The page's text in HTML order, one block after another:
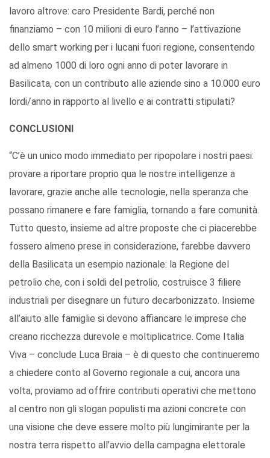
lavoro altrove: caro Presidente Bardi, perché non
finanziamo – con 10 milioni di euro l’anno – l’attivazione
dello smart working per i lucani fuori regione, consentendo
ad almeno 1000 di loro ogni anno di poter lavorare in
Basilicata, con un contributo alle aziende sino a 10.000 euro
lordi/anno in rapporto al livello e ai contratti stipulati?
CONCLUSIONI
“C’è un unico modo immediato per ripopolare i nostri paesi:
provare a riportare proprio qua le nostre intelligenze a
lavorare, grazie anche alle tecnologie, nella speranza che
possano rimanere e fare famiglia, tornando a fare comunità.
Tutto questo, insieme ad altre proposte che ci piacerebbe
fossero almeno prese in considerazione, farebbe davvero
della Basilicata un esempio nazionale: la Regione del
petrolio che, con i soldi del petrolio, costruisce 3 filiere
industriali per disegnare un futuro decarbonizzato. Insieme
all’aiuto alle famiglie si devono affiancare le imprese che
creano ricchezza durevole e moltiplicatrice. Come Italia
Viva – conclude Luca Braia – è di questo che continueremo
a chiedere conto al Governo regionale a cui, ancora una
volta, proviamo ad offrire contributi operativi che mettono
al centro non gli slogan populisti ma azioni concrete con
una visione che deve essere molto più lungimirante per la
nostra terra rispetto all’avvio della campagna elettorale